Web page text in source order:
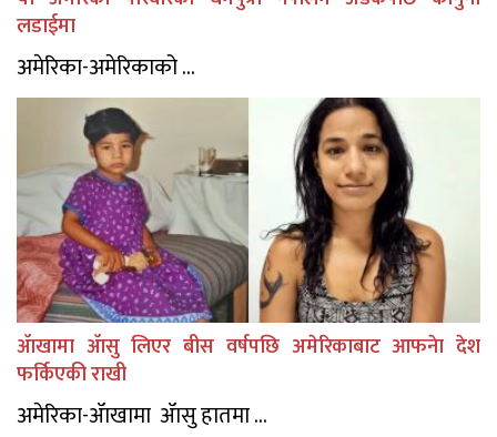
लडाईमा
अमेरिका-अमेरिकाको ...
ॲाखामा ॲासु लिएर बीस वर्षपछि अमेरिकाबाट आफनेा देश
फर्किएकी राखी
अमेरिका-ॲाखामा ॲासु हातमा ...